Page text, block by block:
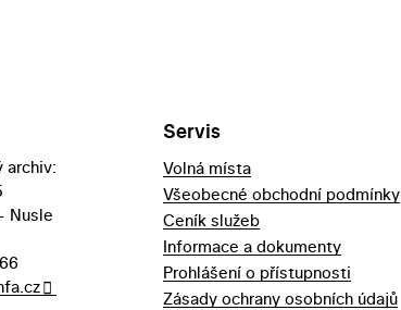
archiv:
Nusle
Servis
Volná místa
Všeobecné obchodní podmínky
Ceník služeb
Informace a dokumenty
Prohlášení o přístupnosti
Zásady ochrany osobních údajů